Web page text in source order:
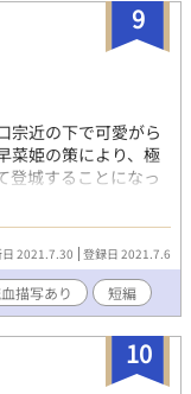
9
宗近の下で可愛がら
菜姫の策により、極
登城することになっ
うとするのだが
ルユルでさらっと
宝の槍と畳の穴】4話
幕間後にちょびちょ
方はご注意くださ
2021.7.30 登録日 2021.7.6
描写あり 短編
10